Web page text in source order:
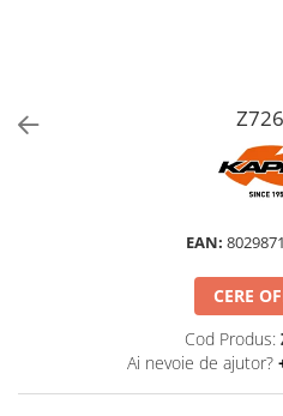
EAN:
CERE
Cod Produs:
Ai nevoie de ajutor?